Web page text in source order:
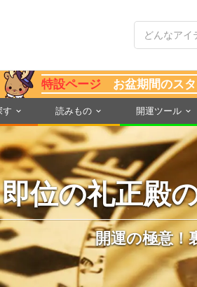
特設ページ お盆期間のスタ
す 読みもの 開運ツール
即位の礼正殿
開運の極意！